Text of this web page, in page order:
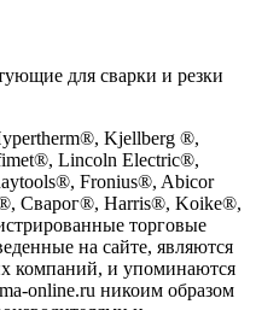
для сварки и резки
Kjellberg ®,
Lincoln Electric®,
Fronius®, Abicor
Сварог®, Harris®, Koike®,
торговые
на сайте, являются
компаний, и упоминаются
online.ru никоим образом